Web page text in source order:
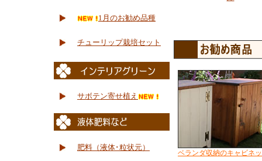
1月のお勧め品種
チューリップ栽培セット
サボテン寄せ植え
肥料（液体･粒状元）
ベランダ収納のキャビネ